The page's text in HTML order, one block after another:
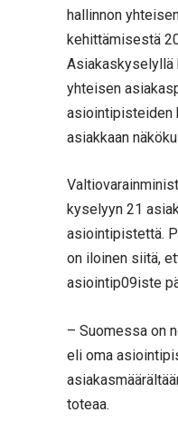
hallinnon
kehittämisestä
Asiakaskyselyllä
yhteisen
asiointipisteiden
asiakkaan
kyselyyn 21
asiointipistettä.
on iloinen siitä,
asiointip09iste
– Suomessa on
eli oma
toteaa.